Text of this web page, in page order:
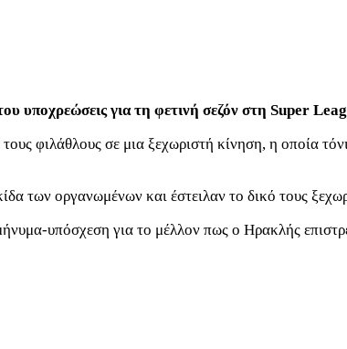
υποχρεώσεις για τη φετινή σεζόν στη Super
φιλάθλους σε μια ξεχωριστή κίνηση, η οποία
των οργανωμένων και έστειλαν το δικό τους
υπόσχεση για το μέλλον πως ο Ηρακλής